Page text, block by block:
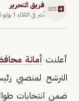
فريق التحرير
نُشر في الثلاثاء 1 يوليو 2025
أعلنت أمانة